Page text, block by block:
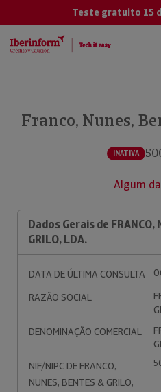
Teste gratuito 15
Franco, Nunes,
INATIVA
Algum
Dados Gerais de FRANCO,
GRILO, LDA.
DATA DE ÚLTIMA CONSULTA
RAZÃO SOCIAL
DENOMINAÇÃO COMERCIAL
NIF/NIPC DE FRANCO,
NUNES, BENTES & GRILO,